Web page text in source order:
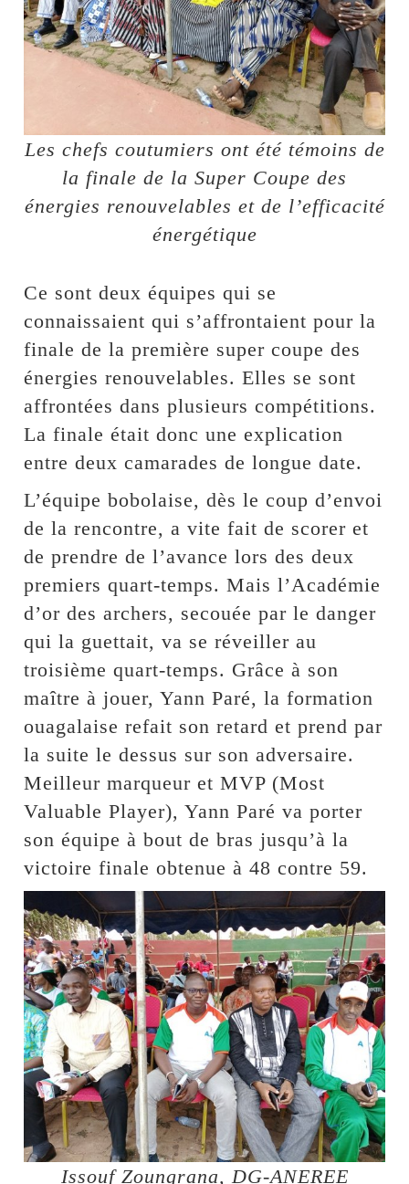
Les chefs coutumiers ont été témoins de
la finale de la Super Coupe des
énergies renouvelables et de l’efficacité
énergétique
Ce sont deux équipes qui se
connaissaient qui s’affrontaient pour la
finale de la première super coupe des
énergies renouvelables. Elles se sont
affrontées dans plusieurs compétitions.
La finale était donc une explication
entre deux camarades de longue date.
L’équipe bobolaise, dès le coup d’envoi
de la rencontre, a vite fait de scorer et
de prendre de l’avance lors des deux
premiers quart-temps. Mais l’Académie
d’or des archers, secouée par le danger
qui la guettait, va se réveiller au
troisième quart-temps. Grâce à son
maître à jouer, Yann Paré, la formation
ouagalaise refait son retard et prend par
la suite le dessus sur son adversaire.
Meilleur marqueur et MVP (Most
Valuable Player), Yann Paré va porter
son équipe à bout de bras jusqu’à la
victoire finale obtenue à 48 contre 59.
Issouf Zoungrana, DG-ANEREE